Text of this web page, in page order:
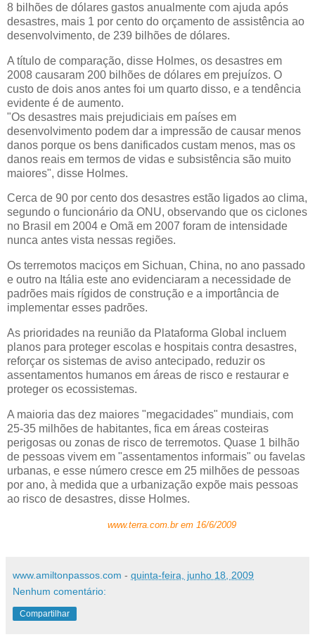
8 bilhões de dólares gastos anualmente com ajuda após
desastres, mais 1 por cento do orçamento de assistência ao
desenvolvimento, de 239 bilhões de dólares.
A título de comparação, disse Holmes, os desastres em
2008 causaram 200 bilhões de dólares em prejuízos. O
custo de dois anos antes foi um quarto disso, e a tendência
evidente é de aumento.
"Os desastres mais prejudiciais em países em
desenvolvimento podem dar a impressão de causar menos
danos porque os bens danificados custam menos, mas os
danos reais em termos de vidas e subsistência são muito
maiores", disse Holmes.
Cerca de 90 por cento dos desastres estão ligados ao clima,
segundo o funcionário da ONU, observando que os ciclones
no Brasil em 2004 e Omã em 2007 foram de intensidade
nunca antes vista nessas regiões.
Os terremotos maciços em Sichuan, China, no ano passado
e outro na Itália este ano evidenciaram a necessidade de
padrões mais rígidos de construção e a importância de
implementar esses padrões.
As prioridades na reunião da Plataforma Global incluem
planos para proteger escolas e hospitais contra desastres,
reforçar os sistemas de aviso antecipado, reduzir os
assentamentos humanos em áreas de risco e restaurar e
proteger os ecossistemas.
A maioria das dez maiores "megacidades" mundiais, com
25-35 milhões de habitantes, fica em áreas costeiras
perigosas ou zonas de risco de terremotos. Quase 1 bilhão
de pessoas vivem em "assentamentos informais" ou favelas
urbanas, e esse número cresce em 25 milhões de pessoas
por ano, à medida que a urbanização expõe mais pessoas
ao risco de desastres, disse Holmes.
www.terra.com.brem 16/6/2009
www.amiltonpassos.com - quinta-feira, junho 18, 2009
Nenhum comentário:
Compartilhar